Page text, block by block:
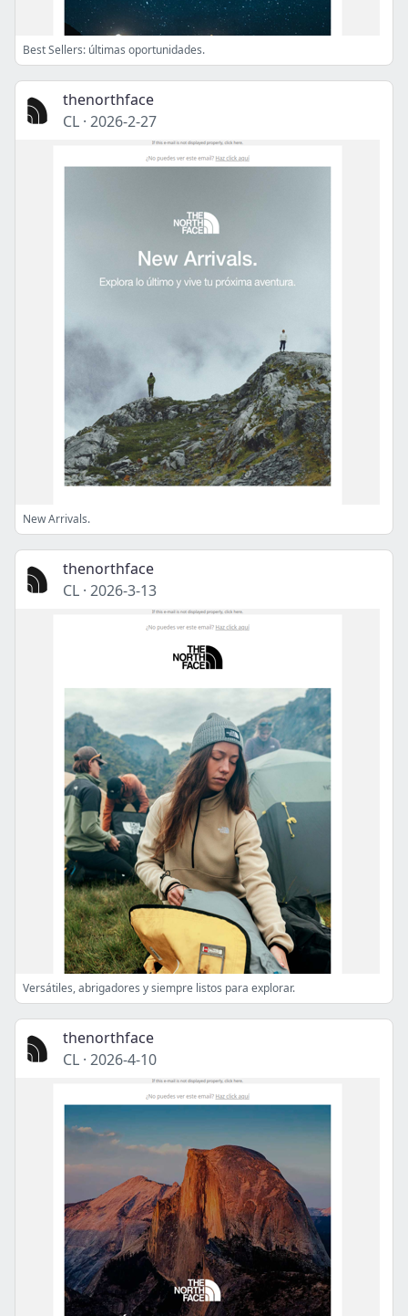
Best Sellers: últimas oportunidades.
thenorthface
CL · 2026-2-27
New Arrivals.
thenorthface
CL · 2026-3-13
Versátiles, abrigadores y siempre listos para explorar.
thenorthface
CL · 2026-4-10